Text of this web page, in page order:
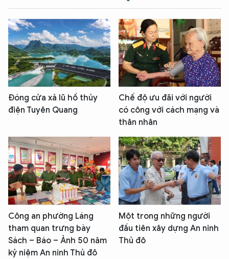
Đóng cửa xả lũ hồ thủy
điện Tuyên Quang
Chế độ ưu đãi với người
có công với cách mạng và
thân nhân
Công an phường Láng
tham quan trưng bày
Sách – Báo – Ảnh 50 năm
kỷ niệm An ninh Thủ đô
Một trong những người
đầu tiên xây dựng An ninh
Thủ đô